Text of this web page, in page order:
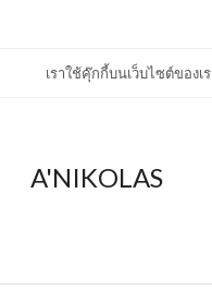
เราใช้คุ๊กกี้บนเว็บไซต์ของ
A'NIKOLAS